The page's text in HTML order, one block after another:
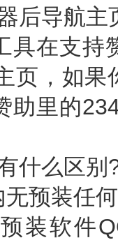
后导航
在支持
页，如
助里的
什么区别
预装任
软件